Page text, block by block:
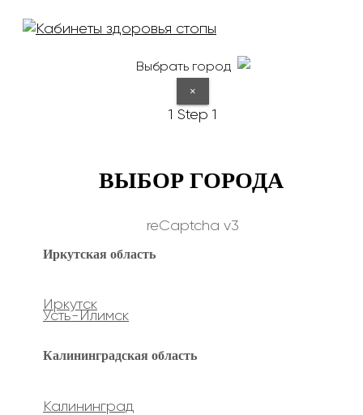
Выбрать город
×
1 Step 1
ВЫБОР ГОРОДА
reCaptcha v3
Иркутская область
Иркутск
Усть-Илимск
Калининградская область
Калининград